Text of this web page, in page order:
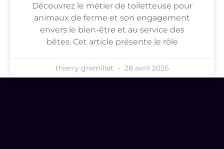
Découvrez le métier de toiletteuse pour
animaux de ferme et son engagement
envers le bien-être et au service des
bêtes. Cet article présente le rôle
thierry gremillet 28 avril 2026